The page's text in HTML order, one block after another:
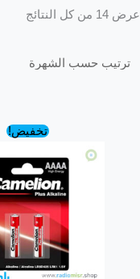
عرض ⁦14⁩ من كل النتائج
تخفيض!
السعر
الأصلي
هو:
199.00 EGP.